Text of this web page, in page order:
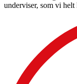
underviser, som vi